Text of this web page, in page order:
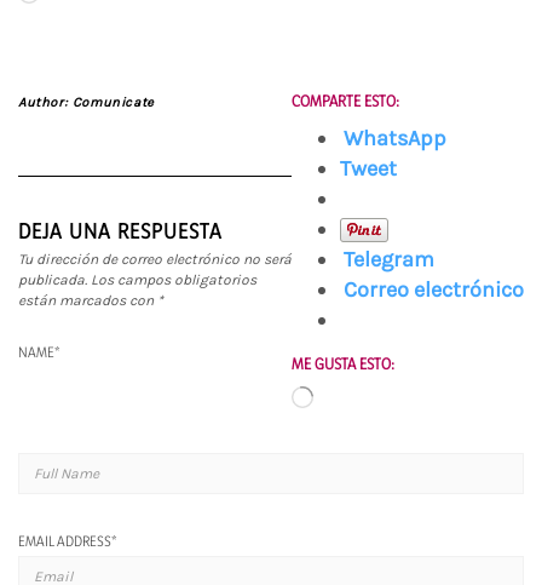
Author: Comunicate COMPARTE ESTO:
WhatsApp
Tweet
Telegram
Correo electrónico
ME GUSTA ESTO:
Cargando...
DEJA UNA RESPUESTA
Tu dirección de correo electrónico no será
publicada. Los campos obligatorios
están marcados con *
NAME*
EMAIL ADDRESS*